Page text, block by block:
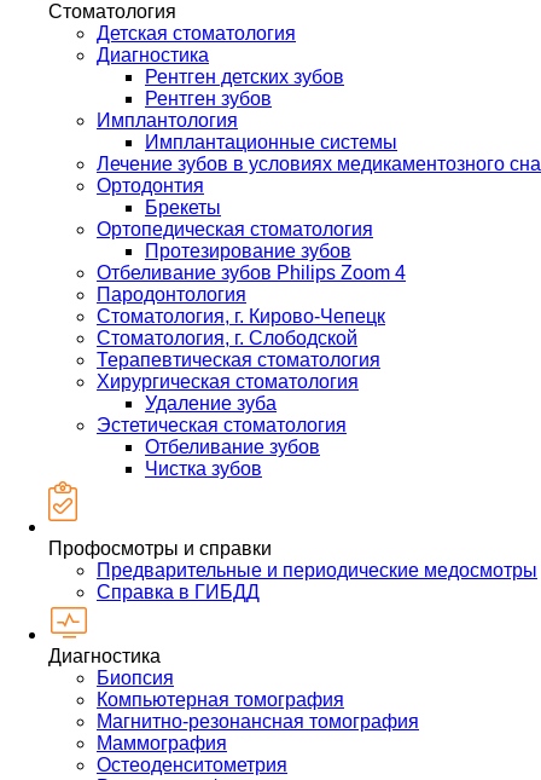
Стоматология
Детская стоматология
Диагностика
Рентген детских зубов
Рентген зубов
Имплантология
Имплантационные системы
Лечение зубов в условиях медикаментозного сна
Ортодонтия
Брекеты
Ортопедическая стоматология
Протезирование зубов
Отбеливание зубов Philips Zoom 4
Пародонтология
Стоматология, г. Кирово-Чепецк
Стоматология, г. Слободской
Терапевтическая стоматология
Хирургическая стоматология
Удаление зуба
Эстетическая стоматология
Отбеливание зубов
Чистка зубов
Профосмотры и справки
Предварительные и периодические медосмотры
Справка в ГИБДД
Диагностика
Биопсия
Компьютерная томография
Магнитно-резонансная томография
Маммография
Остеоденситометрия